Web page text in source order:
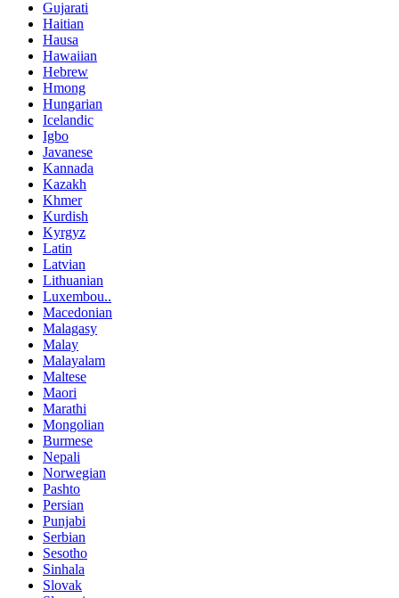
Gujarati
Haitian
Hausa
Hawaiian
Hebrew
Hmong
Hungarian
Icelandic
Igbo
Javanese
Kannada
Kazakh
Khmer
Kurdish
Kyrgyz
Latin
Latvian
Lithuanian
Luxembou..
Macedonian
Malagasy
Malay
Malayalam
Maltese
Maori
Marathi
Mongolian
Burmese
Nepali
Norwegian
Pashto
Persian
Punjabi
Serbian
Sesotho
Sinhala
Slovak